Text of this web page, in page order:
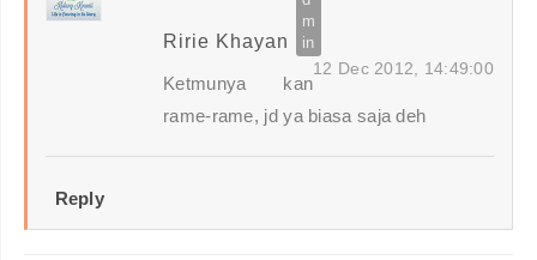
Ririe Khayan
12 Dec 2012, 14:49:00
Ketmunya kan
rame-rame, jd ya biasa saja deh
Reply